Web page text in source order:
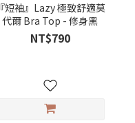
『短袖』Lazy 極致舒適莫
代爾 Bra Top - 修身黑
NT$790